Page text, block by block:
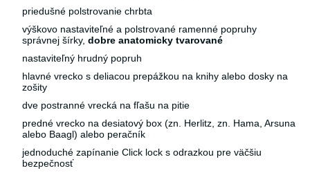
priedušné polstrovanie chrbta
výškovo nastaviteľné a polstrované ramenné popruhy
správnej šírky, dobre anatomicky tvarované
nastaviteľný hrudný popruh
hlavné vrecko s deliacou prepážkou na knihy alebo dosky na
zošity
dve postranné vrecká na fľašu na pitie
predné vrecko na desiatový box (zn. Herlitz, zn. Hama, Arsuna
alebo Baagl) alebo peračník
jednoduché zapínanie Click lock s odrazkou pre väčšiu
bezpečnosť